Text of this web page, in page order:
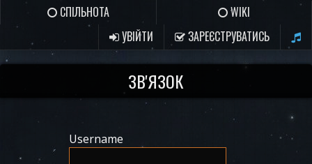
СПІЛЬНОТА
WIKI
УВІЙТИ
ЗАРЕЄСТРУВАТИСЬ
ЗВ'ЯЗОК
Username